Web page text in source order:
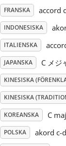
Tiếng Việt
Türkçe
简体中文
繁體中文
FRANSKA accord
INDONESISKA
ITALIENSKA
JAPANSKA C メジ
KINESISKA
KINESISKA
KOREANSKA C
POLSKA akord c-